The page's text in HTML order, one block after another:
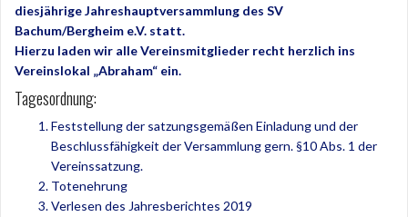
diesjährige Jahreshauptversammlung des SV
Bachum/Bergheim e.V. statt.
Hierzu laden wir alle Vereinsmitglieder recht herzlich ins
Vereinslokal „Abraham“ ein.
Tagesordnung:
Feststellung der satzungsgemäßen Einladung und der
Beschlussfähigkeit der Versammlung gern. §10 Abs. 1 der
Vereinssatzung.
Totenehrung
Verlesen des Jahresberichtes 2019